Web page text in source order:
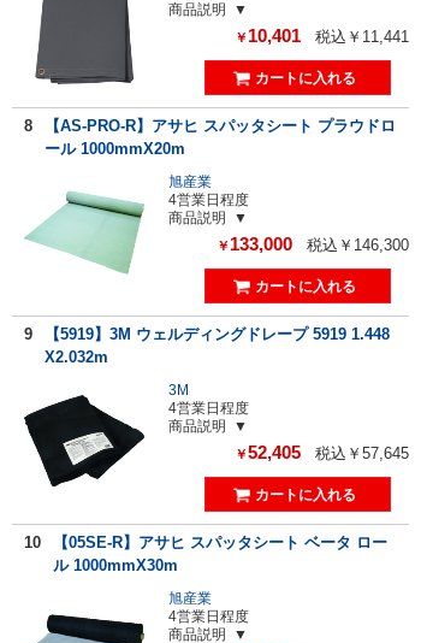
商品説明
￥ 10,401 税込￥11,441
8
【AS-PRO-R】アサヒ スパッタシート プラウドロ
ール 1000mmX20m
旭産業
4営業日程度
商品説明
￥ 133,000 税込￥146,300
9
【5919】3M ウェルディングドレープ 5919 1.448
X2.032m
3M
4営業日程度
商品説明
￥52,405 税込￥57,645
10
【05SE-R】アサヒ スパッタシート ベータ ロー
ル 1000mmX30m
旭産業
4営業日程度
商品説明